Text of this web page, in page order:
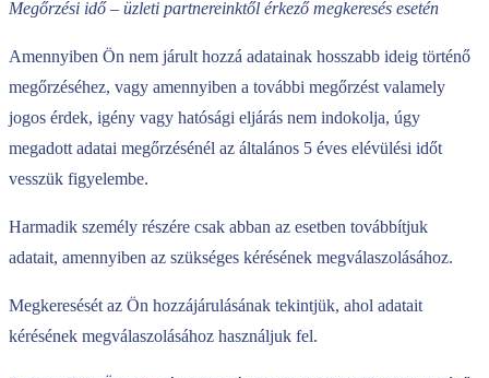
Megőrzési idő – üzleti partnereinktől érkező megkeresés esetén
Amennyiben Ön nem járult hozzá adatainak hosszabb ideig történő
megőrzéséhez, vagy amennyiben a további megőrzést valamely
jogos érdek, igény vagy hatósági eljárás nem indokolja, úgy
megadott adatai megőrzésénél az általános 5 éves elévülési időt
vesszük figyelembe.
Harmadik személy részére csak abban az esetben továbbítjuk
adatait, amennyiben az szükséges kérésének megválaszolásához.
Megkeresését az Ön hozzájárulásának tekintjük, ahol adatait
kérésének megválaszolásához használjuk fel.